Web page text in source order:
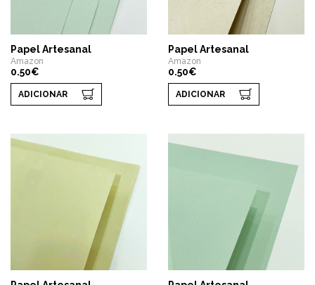
Papel Artesanal
Amazon
0.50€
ADICIONAR
Papel Artesanal
Amazon
0.50€
ADICIONAR